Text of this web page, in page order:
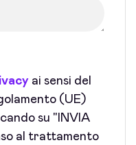
ai sensi del
(UE)
su "INVIA
al trattamento